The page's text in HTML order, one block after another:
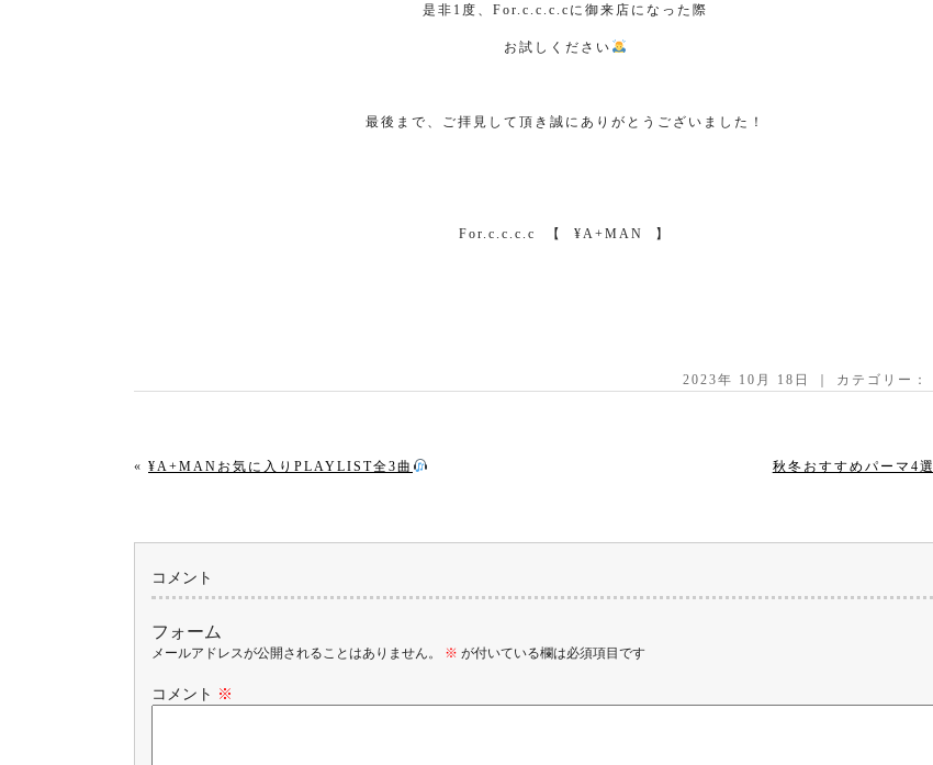
是非 1 度、 For.c.c.c.c に御来店になった際
お試しください
最後まで、ご拝見して頂き誠にありがとうございました！
For.c.c.c.c 【 ⠀¥A+MAN 】
2023年 10月 18日 ｜ カテゴリー：
« ¥A+MANお気に入りPLAYLIST全3曲 秋冬おすすめパーマ4選
コメント
フォーム
メールアドレスが公開されることはありません。 ※ が付いている欄は必須項目です
コメント ※